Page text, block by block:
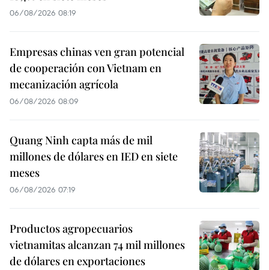
06/08/2026 08:19
Empresas chinas ven gran potencial
de cooperación con Vietnam en
mecanización agrícola
06/08/2026 08:09
Quang Ninh capta más de mil
millones de dólares en IED en siete
meses
06/08/2026 07:19
Productos agropecuarios
vietnamitas alcanzan 74 mil millones
de dólares en exportaciones